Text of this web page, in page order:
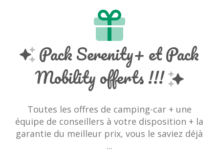
Pack Serenity+ et Pack
Mobility offerts !!!
Toutes les offres de camping-car + une
équipe de conseillers à votre disposition + la
garantie du meilleur prix, vous le saviez déjà
...